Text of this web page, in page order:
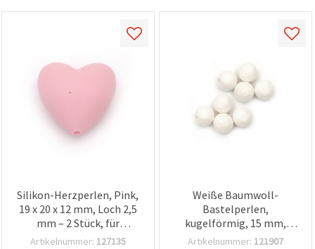
Silikon-Herzperlen, Pink,
19 x 20 x 12 mm, Loch 2,5
mm – 2 Stück, für
Schmuckherstellung &
Artikelnummer: 127135
Weiße Baumwoll-
Bastelperlen,
kugelförmig, 15 mm,
Loch Ø 3 mm – 50 Stück
Artikelnummer: 121907